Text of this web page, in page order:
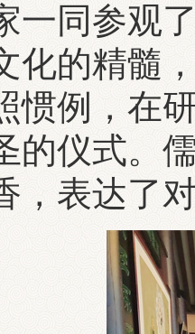
一同参观
化的精髓
例，在研
的仪式。
，表达了